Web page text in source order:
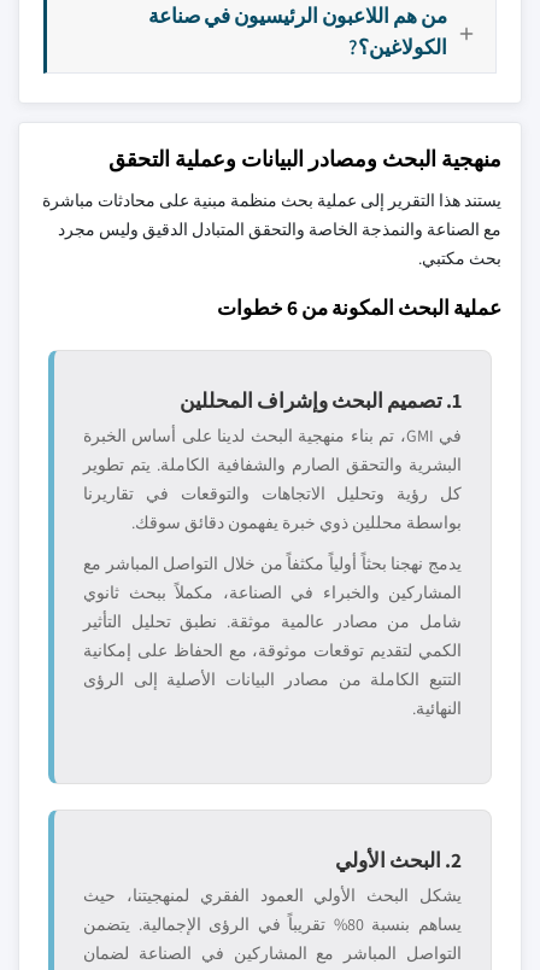
من هم اللاعبون الرئيسيون في صناعة
الكولاغين؟?
منهجية البحث ومصادر البيانات وعملية التحقق
يستند هذا التقرير إلى عملية بحث منظمة مبنية على محادثات مباشرة
مع الصناعة والنمذجة الخاصة والتحقق المتبادل الدقيق وليس مجرد
بحث مكتبي.
عملية البحث المكونة من 6 خطوات
1. تصميم البحث وإشراف المحللين
في GMI، تم بناء منهجية البحث لدينا على أساس الخبرة
البشرية والتحقق الصارم والشفافية الكاملة. يتم تطوير
كل رؤية وتحليل الاتجاهات والتوقعات في تقاريرنا
بواسطة محللين ذوي خبرة يفهمون دقائق سوقك.
يدمج نهجنا بحثاً أولياً مكثفاً من خلال التواصل المباشر مع
المشاركين والخبراء في الصناعة، مكملاً ببحث ثانوي
شامل من مصادر عالمية موثقة. نطبق تحليل التأثير
الكمي لتقديم توقعات موثوقة، مع الحفاظ على إمكانية
التتبع الكاملة من مصادر البيانات الأصلية إلى الرؤى
النهائية.
2. البحث الأولي
يشكل البحث الأولي العمود الفقري لمنهجيتنا، حيث
يساهم بنسبة 80% تقريباً في الرؤى الإجمالية. يتضمن
التواصل المباشر مع المشاركين في الصناعة لضمان